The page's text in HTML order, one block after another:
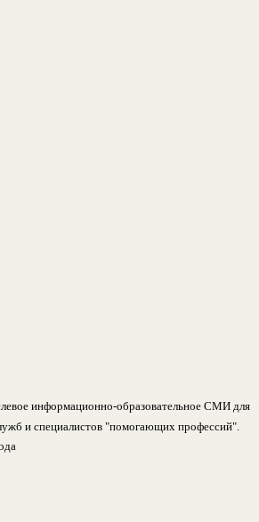
информационно-образовательное СМИ для
и специалистов "помогающих профессий".